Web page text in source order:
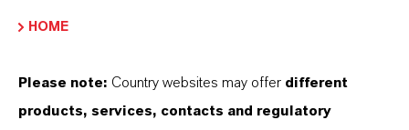
HOME
Please note: Country websites may offer different
products, services, contacts and regulatory